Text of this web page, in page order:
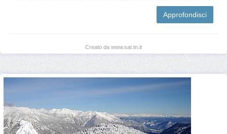
Approfondisci
Creato da www.sat.tn.it